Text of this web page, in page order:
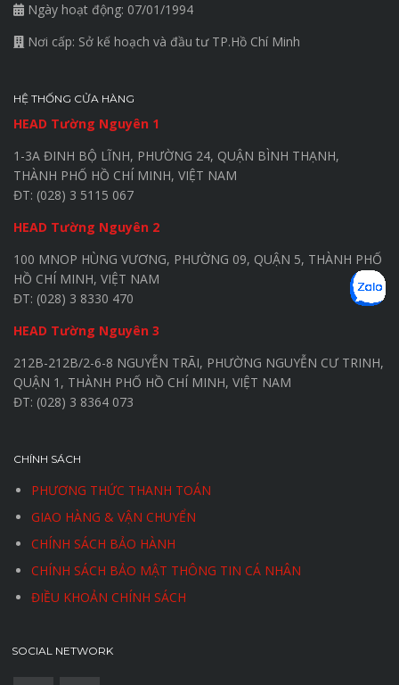
Ngày hoạt động: 07/01/1994
Nơi cấp: Sở kế hoạch và đầu tư TP.Hồ Chí Minh
HỆ THỐNG CỬA HÀNG
HEAD Tường Nguyên 1
1-3A ĐINH BỘ LĨNH, PHƯỜNG 24, QUẬN BÌNH THẠNH,
THÀNH PHỐ HỒ CHÍ MINH, VIỆT NAM
ĐT: (028) 3 5115 067
HEAD Tường Nguyên 2
100 MNOP HÙNG VƯƠNG, PHƯỜNG 09, QUẬN 5, THÀNH PHỐ
HỒ CHÍ MINH, VIỆT NAM
ĐT: (028) 3 8330 470
HEAD Tường Nguyên 3
212B-212B/2-6-8 NGUYỄN TRÃI, PHƯỜNG NGUYỄN CƯ TRINH,
QUẬN 1, THÀNH PHỐ HỒ CHÍ MINH, VIỆT NAM
ĐT: (028) 3 8364 073
CHÍNH SÁCH
PHƯƠNG THỨC THANH TOÁN
GIAO HÀNG & VẬN CHUYỂN
CHÍNH SÁCH BẢO HÀNH
CHÍNH SÁCH BẢO MẬT THÔNG TIN CÁ NHÂN
ĐIỀU KHOẢN CHÍNH SÁCH
SOCIAL NETWORK